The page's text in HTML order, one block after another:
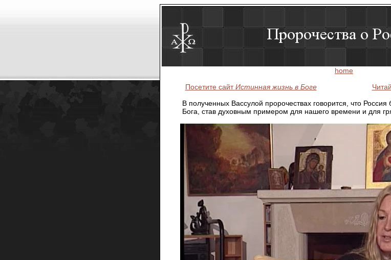
home
Посетите сайтИстинная жизнь в Боге
В полученных Вассулой пророчествах говорится, что
Бога, став духовным примером для нашего времени и для